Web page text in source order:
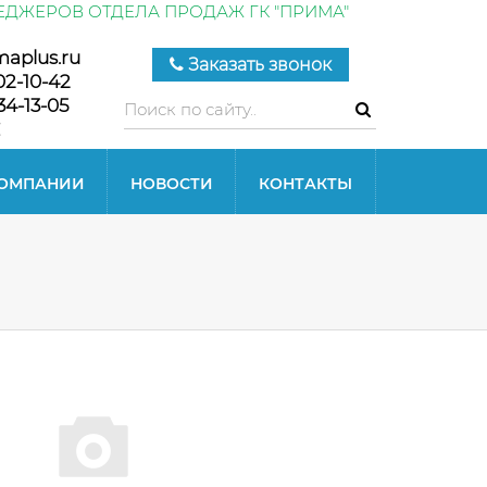
ОТДЕЛА ПРОДАЖ ГК "ПРИМА"
10-42
13-05
Заказать звонок
НОВОСТИ КОНТАКТЫ